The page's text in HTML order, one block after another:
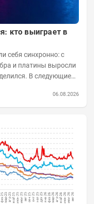
кто выиграет в
себя синхронно: с
и платины выросли
В следующие
06.08.2026